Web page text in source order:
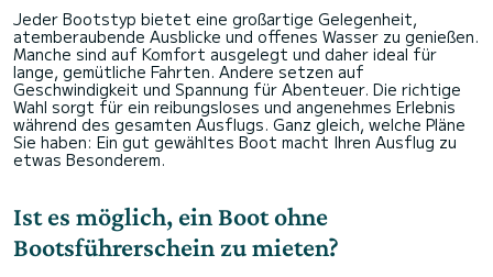
Jeder Bootstyp bietet eine großartige Gelegenheit,
atemberaubende Ausblicke und offenes Wasser zu genießen.
Manche sind auf Komfort ausgelegt und daher ideal für
lange, gemütliche Fahrten. Andere setzen auf
Geschwindigkeit und Spannung für Abenteuer. Die richtige
Wahl sorgt für ein reibungsloses und angenehmes Erlebnis
während des gesamten Ausflugs. Ganz gleich, welche Pläne
Sie haben: Ein gut gewähltes Boot macht Ihren Ausflug zu
etwas Besonderem.
Ist es möglich, ein Boot ohne
Bootsführerschein zu mieten?